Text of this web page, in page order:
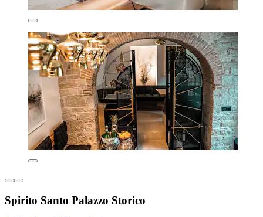
Spirito Santo Palazzo Storico